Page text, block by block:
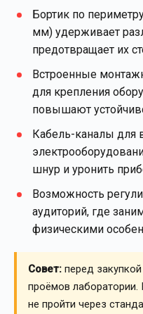
Бортик по
мм) удерживает
предотвращает их
Встроенные
для крепления
повышают
Кабель-каналы для
шнур и уронить
Возможность
аудиторий, где
физическими
Совет: перед
проёмов
не пройти через